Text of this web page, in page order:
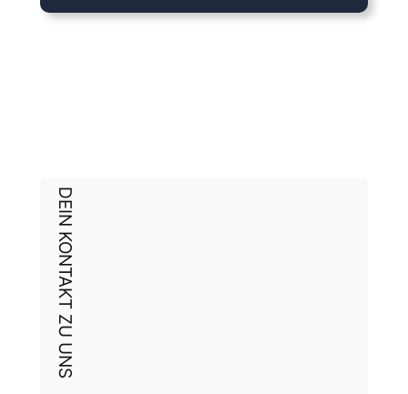
DEIN KONTAKT ZU UNS